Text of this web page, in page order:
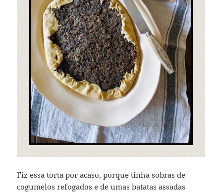
Fiz essa torta por acaso, porque tinha sobras de
cogumelos refogados e de umas batatas assadas